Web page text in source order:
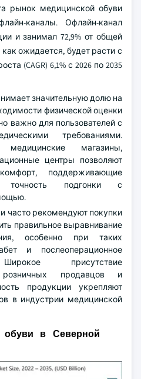
рынок медицинской обуви
каналы. Офлайн-канал
и занимал 72,9% от общей
ожидается, будет расти с
(CAGR) 6,1% с 2026 по 2035
значительную долю на
физической оценки
важно для пользователей с
требованиями.
медицинские магазины,
центры позволяют
поддерживающие
точность подгонки с
часто рекомендуют покупки
правильное выравнивание
особенно при таких
и послеоперационное
присутствие
розничных продавцов и
продукции укрепляют
в индустрии медицинской
обуви в Северной